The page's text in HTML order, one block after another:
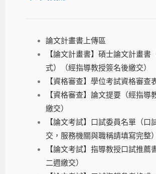
論文計畫書上傳區
【論文計畫書】碩士論文計畫書
式）（經指導教授簽名後繳交）
【資格審查】學位考試資格審查
【資格審查】論文提要（經指導
繳交）
【論文考試】口試委員名單（口
交，服務機關與職稱請填寫完整）
【論文考試】指導教授口試推薦
二週繳交）